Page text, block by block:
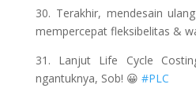
30. Terakhir, mendesain
mempercepat fleksibelitas &
31. Lanjut Life Cycle
ngantuknya, Sob! 😀 #PLC